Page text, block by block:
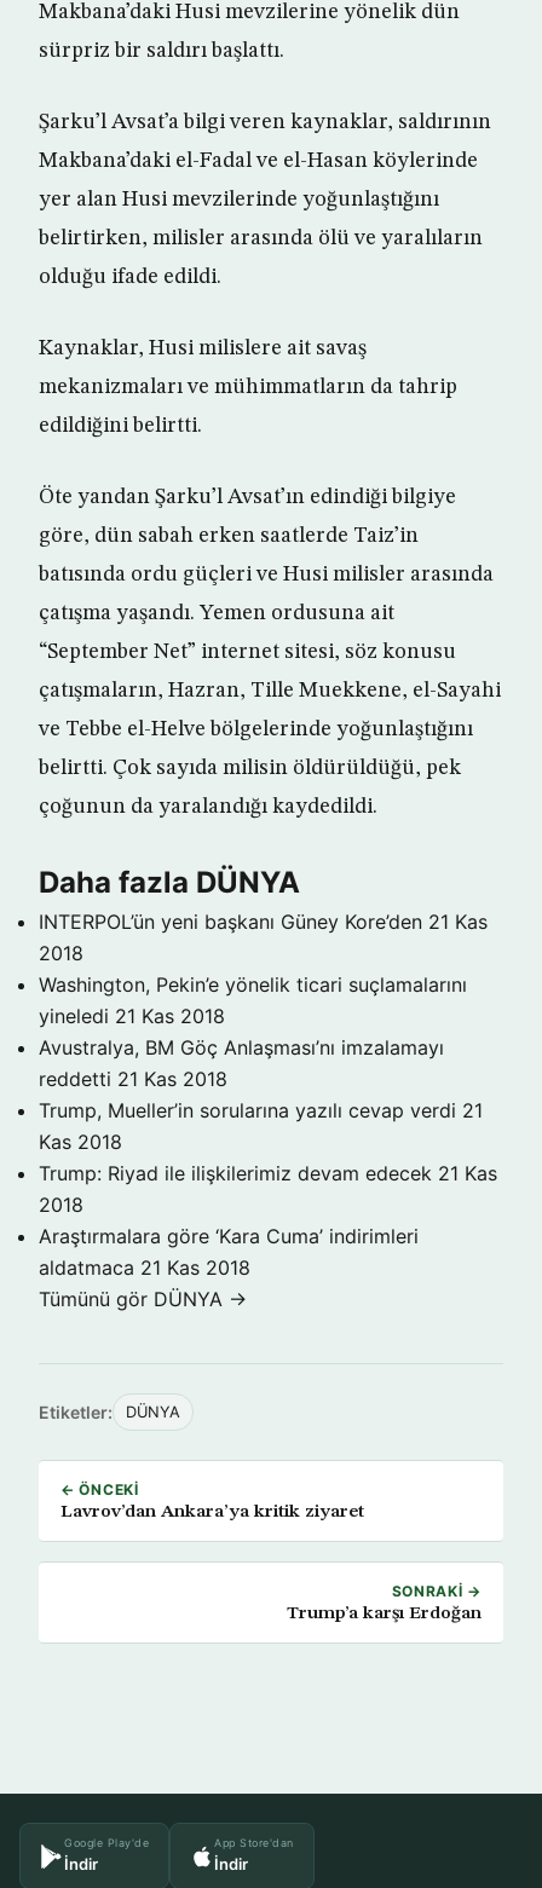
Makbana’daki Husi mevzilerine yönelik dün
sürpriz bir saldırı başlattı.
Şarku’l Avsat’a bilgi veren kaynaklar, saldırının
Makbana’daki el-Fadal ve el-Hasan köylerinde
yer alan Husi mevzilerinde yoğunlaştığını
belirtirken, milisler arasında ölü ve yaralıların
olduğu ifade edildi.
Kaynaklar, Husi milislere ait savaş
mekanizmaları ve mühimmatların da tahrip
edildiğini belirtti.
Öte yandan Şarku’l Avsat’ın edindiği bilgiye
göre, dün sabah erken saatlerde Taiz’in
batısında ordu güçleri ve Husi milisler arasında
çatışma yaşandı. Yemen ordusuna ait
“September Net” internet sitesi, söz konusu
çatışmaların, Hazran, Tille Muekkene, el-Sayahi
ve Tebbe el-Helve bölgelerinde yoğunlaştığını
belirtti. Çok sayıda milisin öldürüldüğü, pek
çoğunun da yaralandığı kaydedildi.
Daha fazla DÜNYA
INTERPOL’ün yeni başkanı Güney Kore’den 21 Kas
2018
Washington, Pekin’e yönelik ticari suçlamalarını
yineledi 21 Kas 2018
Avustralya, BM Göç Anlaşması’nı imzalamayı
reddetti 21 Kas 2018
Trump, Mueller’in sorularına yazılı cevap verdi 21
Kas 2018
Trump: Riyad ile ilişkilerimiz devam edecek 21 Kas
2018
Araştırmalara göre ‘Kara Cuma’ indirimleri
aldatmaca 21 Kas 2018
Tümünü gör DÜNYA →
Etiketler: DÜNYA
← ÖNCEKI
Lavrov’dan Ankara’ya kritik ziyaret
SONRAKI →
Trump’a karşı Erdoğan
Google Play'de
İndir
App Store'dan
İndir